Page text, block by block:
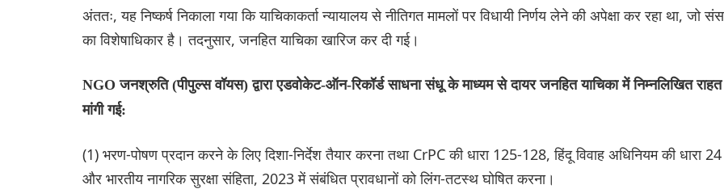
अंततः, यह निष्कर्ष निकाला गया कि याचिकाकर्ता न्यायालय से नीतिगत मामलों पर विधायी निर्णय लेने की अपेक्षा कर रहा था, जो
का विशेषाधिकार है। तदनुसार, जनहित याचिका खारिज कर दी गई।
NGO जनश्रुति (पीपुल्स वॉयस) द्वारा एडवोकेट-ऑन-रिकॉर्ड साधना संधू के माध्यम से दायर जनहित याचिका में निम्नलिखित राहत
मांगी गई:
(1) भरण-पोषण प्रदान करने के लिए दिशा-निर्देश तैयार करना तथा CrPC की धारा 125-128, हिंदू विवाह अधिनियम की धारा 24
और भारतीय नागरिक सुरक्षा संहिता, 2023 में संबंधित प्रावधानों को लिंग-तटस्थ घोषित करना।